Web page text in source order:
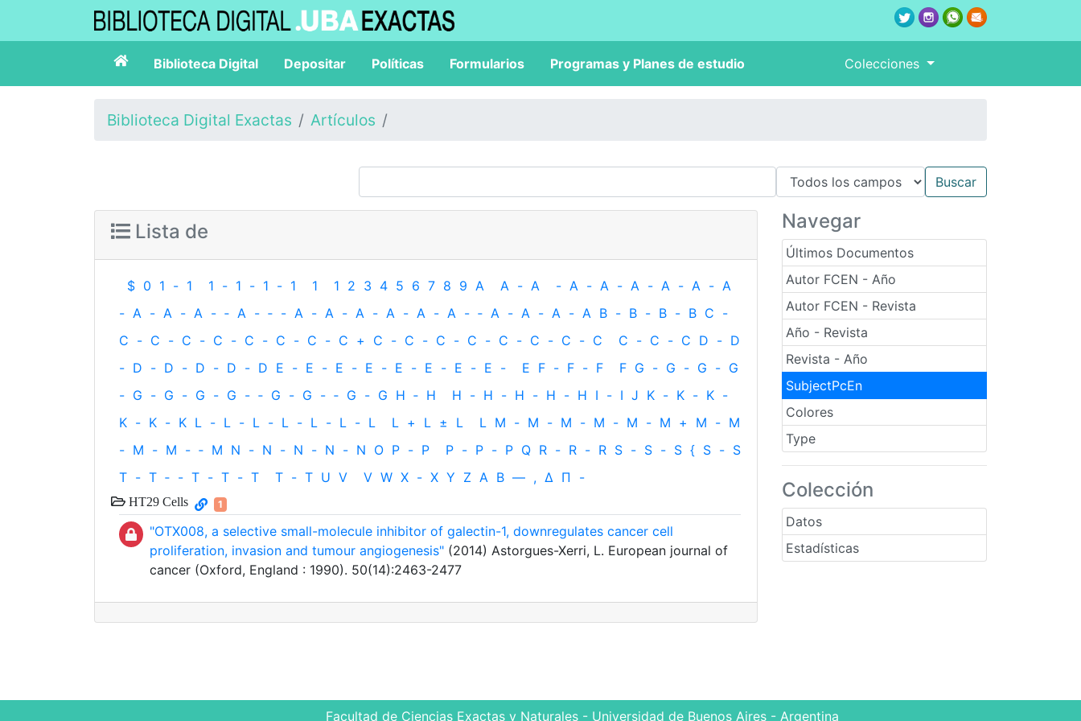
Biblioteca Digital Depositar Políticas Formularios Programas y Planes de estudio Colecciones
Biblioteca Digital Exactas Artículos
Navegar
Últimos Documentos
Autor FCEN - Año
Autor FCEN - Revista
Año - Revista
Revista - Año
SubjectPcEn
Colores
Type
Colección
Datos
Estadísticas
Lista de
$ 0 1 - 1 1 - 1 - 1 - 1 1 1 2 3 4 5 6 7 8 9 A A - A - A - A - A - A - A - A
- A - A - A - ‐ A - ‐ - A - A - A - A - A - A - ‐ A - A - A - A B - B - B - B C -
C - C - C - C - C - C - C - C + C - C - C - C - C - C - C - C C - C - C D - D
- D - D - D - D - D E - E - E - E - E - E - E - E - E F - F - F F G - G - G - G
- G - G - G - G - ‐ G - G - ‐ G - G H ‐ H H - H - H - H - H I - I J K - K - K -
K - K - K L - L - L - L - L - L - L L + L ± L L M - M - M - M - M - M + M - M
- M - M - ‐ M N - N - N - N - N O P - P P - P - P Q R - R - R S - S - S { S - S
T - T ‐ - T - T - T T - T U V V W X - X Y Z Α Β — , Δ Π -
HT29 Cells 1
"OTX008, a selective small-molecule inhibitor of galectin-1, downregulates cancer cell
proliferation, invasion and tumour angiogenesis" (2014) Astorgues-Xerri, L. European journal of
cancer (Oxford, England : 1990). 50(14):2463-2477
Facultad de Ciencias Exactas y Naturales - Universidad de Buenos Aires - Argentina